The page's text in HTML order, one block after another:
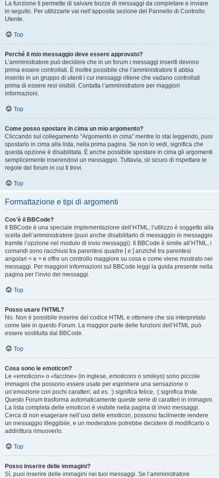
La funzione ti permette di salvare bozze di messaggi da completare e inviare
in seguito. Per utilizzarle vai nell’apposita sezione del Pannello di Controllo
Utente.
Top
Perché il mio messaggio deve essere approvato?
L’amministratore può decidere che in un forum i messaggi inseriti devono
prima essere controllati. È inoltre possibile che l’amministratore ti abbia
inserito in un gruppo di utenti i cui messaggi ritiene che vadano controllati
prima di essere resi visibili. Contatta l’amministratore per maggiori
informazioni.
Top
Come posso spostare in cima un mio argomento?
Cliccando sul collegamento “Argomento in cima” mentre lo stai leggendo, puoi
spostarlo in cima alla lista, nella prima pagina. Se non lo vedi, significa che
questa opzione è disabilitata. È anche possibile spostare in cima gli argomenti
semplicemente inserendovi un messaggio. Tuttavia, sii sicuro di rispettare le
regole del forum in cui ti trovi.
Top
Formattazione e tipi di argomenti
Cos’è il BBCode?
Il BBCode è una speciale implementazione dell’HTML; l’utilizzo è soggetto alla
scelta dell’amministratore (puoi anche disabilitarlo di messaggio in messaggio
tramite l’opzione nel modulo di invio messaggi). Il BBCode è simile all’HTML, i
comandi sono racchiusi tra parentesi quadre [ e ] anziché tra parentesi
angolari < e > e offre un controllo maggiore su cosa e come viene mostrato nei
messaggi. Per maggiori informazioni sul BBCode leggi la guida presente nella
pagina per l’invio dei messaggi.
Top
Posso usare l’HTML?
No. Non è possibile inserire del codice HTML e ottenere che sia interpretato
come tale in questo Forum. La maggior parte delle funzioni dell’HTML può
essere sostituita dal BBCode.
Top
Cosa sono le emoticon?
Le «emoticon» o «faccine» (in inglese, emoticons o smileys) sono piccole
immagini che possono essere usate per esprimere una sensazione o
un’emozione con pochi caratteri; ad es. :) significa felice, :( significa triste.
Questo Forum trasforma automaticamente queste serie di caratteri in immagini.
La lista completa delle emoticon è visibile nella pagina di invio messaggi.
Cerca di non esagerare nell’uso delle emoticon, possono facilmente rendere
un messaggio illeggibile, e un moderatore potrebbe decidere di modificarlo o
addirittura rimuoverlo.
Top
Posso inserire delle immagini?
Sì, puoi inserire delle immagini nei tuoi messaggi. Se l’amministratore